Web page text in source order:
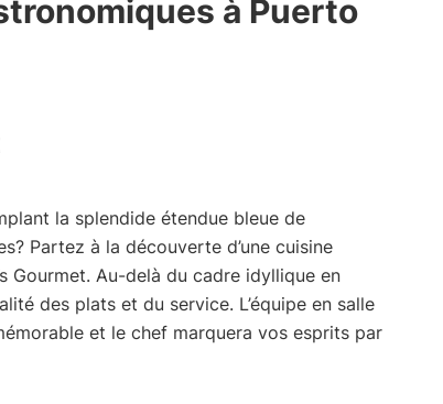
à Puerto
la splendide étendue bleue de
Partez à la découverte d’une cuisine
Gourmet. Au-delà du cadre idyllique en
des plats et du service. L’équipe en salle
et le chef marquera vos esprits par